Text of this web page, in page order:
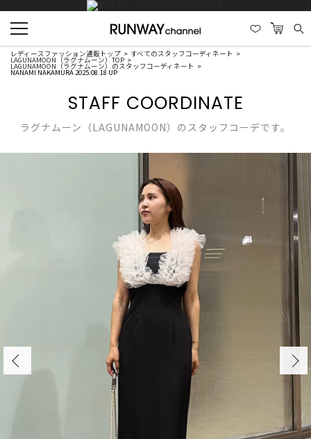
レディースファッション通販トップ すべてのスタッフコーディネート
LAGUNAMOON（ラグナムーン）TOP
LAGUNAMOON（ラグナムーン）のスタッフコーディネート
NANAMI NAKAMURA 2025.08.18 UP
STAFF COORDINATE
ラグナムーン（LAGUNAMOON）のスタッフコーデです。